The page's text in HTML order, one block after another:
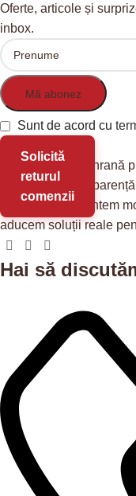
Oferte, articole și
inbox.
Sunt de acord cu
Solicită
returul
comenzii
Redis Petoferă hrană
și pisici, cu
provenienței. Suntem
aducem soluții reale
Hai să